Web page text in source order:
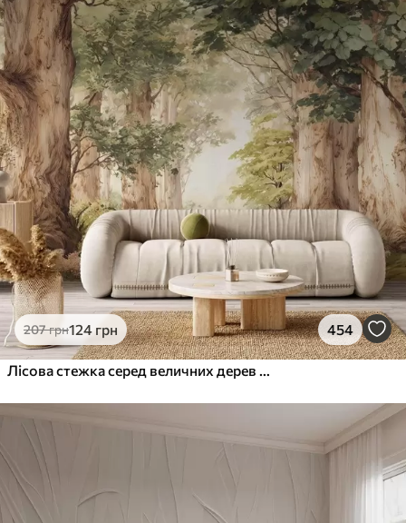
207грн124 грн 454